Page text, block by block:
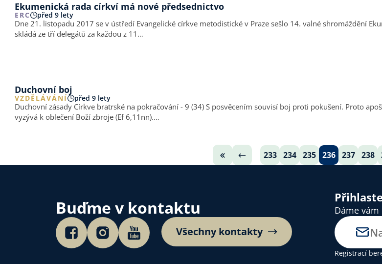
Ekumenická rada církví má nové předsednictvo
ERC před 9 lety
Dne 21. listopadu 2017 se v ústředí Evangelické církve metodistické v Praze sešlo 14. valné shromáždění
skládá ze tří delegátů za každou z 11…
Duchovní boj
VZDĚLÁVÁNÍ před 9 lety
Duchovní zásady Církve bratrské na pokračování - 9 (34) S posvěcením souvisí boj proti pokušení. Proto apoštol po výzvě k životu v Duchu svatém (Ef 5) zařazuje napomenutí, které
vyzývá k oblečení Boží zbroje (Ef 6,11nn).…
233 234 235 236 237 238
Buďme v kontaktu
Všechny kontakty
Dáme
Registrací